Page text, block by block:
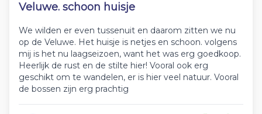
Veluwe. schoon huisje
We wilden er even tussenuit en daarom zitten we nu
op de Veluwe. Het huisje is netjes en schoon. volgens
mij is het nu laagseizoen, want het was erg goedkoop.
Heerlijk de rust en de stilte hier! Vooral ook erg
geschikt om te wandelen, er is hier veel natuur. Vooral
de bossen zijn erg prachtig